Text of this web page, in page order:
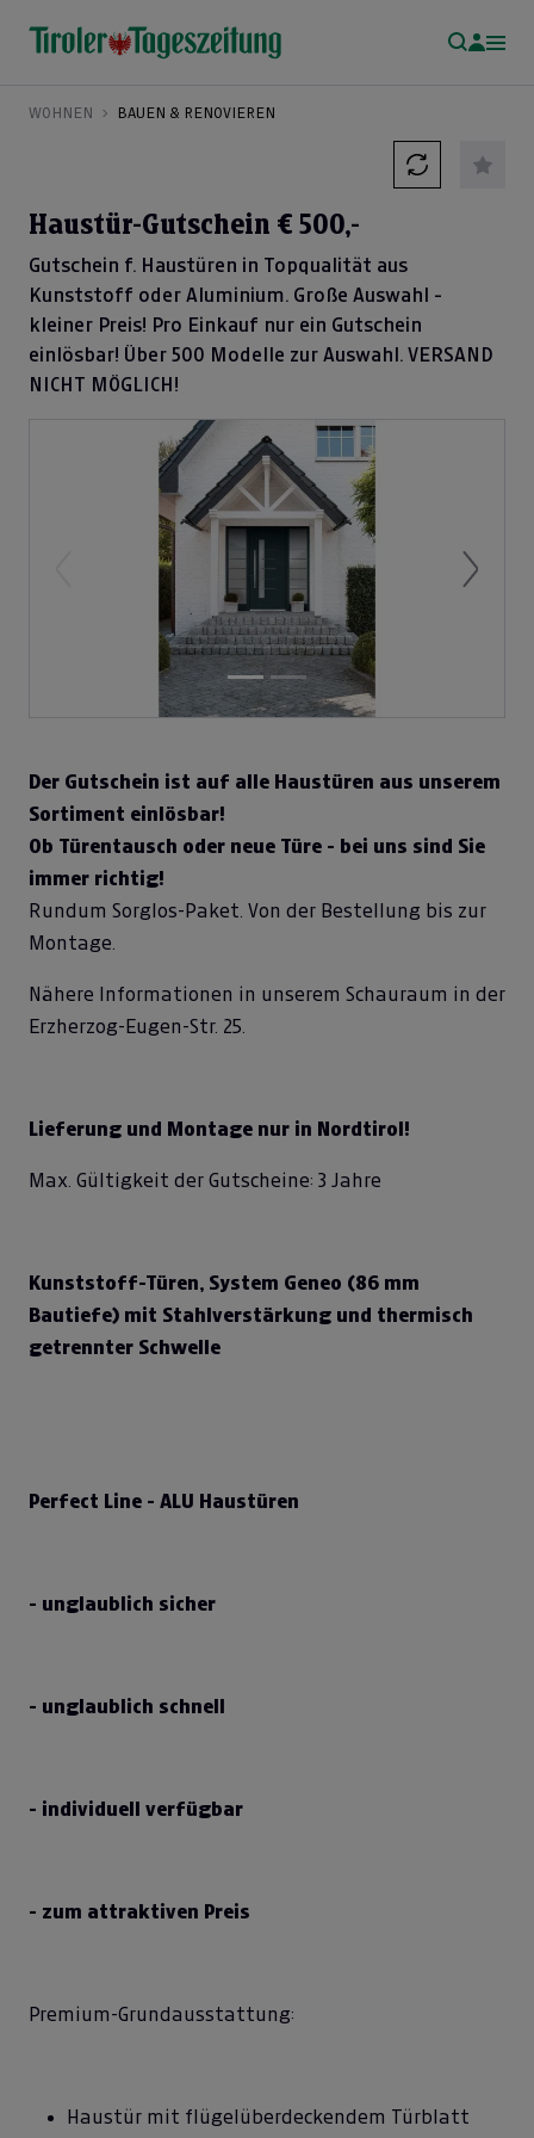
WOHNEN BAUEN & RENOVIEREN
Haustür-Gutschein € 500,-
Gutschein f. Haustüren in Topqualität aus
Kunststoff oder Aluminium. Große Auswahl -
kleiner Preis! Pro Einkauf nur ein Gutschein
einlösbar! Über 500 Modelle zur Auswahl. VERSAND
NICHT MÖGLICH!
Next
Der Gutschein ist auf alle Haustüren aus unserem
Sortiment einlösbar!
Ob Türentausch oder neue Türe - bei uns sind Sie
immer richtig!
Rundum Sorglos-Paket. Von der Bestellung bis zur
Montage.
Nähere Informationen in unserem Schauraum in der
Erzherzog-Eugen-Str. 25.
Lieferung und Montage nur in Nordtirol!
Max. Gültigkeit der Gutscheine: 3 Jahre
Kunststoff-Türen, System Geneo (86 mm
Bautiefe) mit Stahlverstärkung und thermisch
getrennter Schwelle
Perfect Line - ALU Haustüren
- unglaublich sicher
- unglaublich schnell
- individuell verfügbar
- zum attraktiven Preis
Premium-Grundausstattung:
Haustür mit flügelüberdeckendem Türblatt